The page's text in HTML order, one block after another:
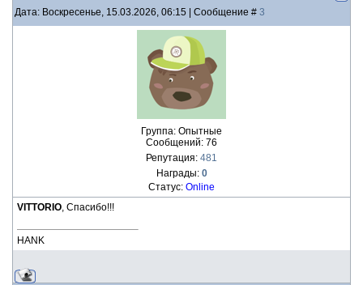
Дата: Воскресенье, 15.03.2026, 06:15 | Сообщение # 3
Группа: Опытные
Сообщений: 76
Репутация: 481
Награды: 0
Статус: Online
VITTORIO, Спасибо!!!
HANK